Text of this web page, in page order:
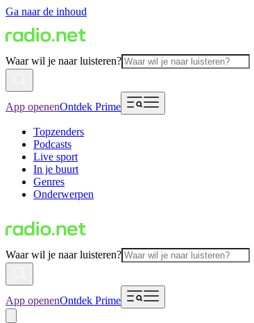
Ga naar de inhoud
Waar wil je naar luisteren?
App openenOntdek Prime
Topzenders
Podcasts
Live sport
In je buurt
Genres
Onderwerpen
Waar wil je naar luisteren?
App openenOntdek Prime